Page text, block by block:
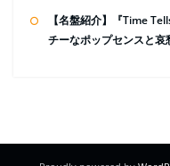
【名盤紹介】『Time
チーなポップセンスと